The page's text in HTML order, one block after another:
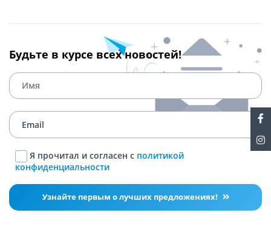
Будьте в курсе всех новостей!
Я прочитал и согласен с политикой
конфиденциальности
Узнайте первым о лучших предложениях!